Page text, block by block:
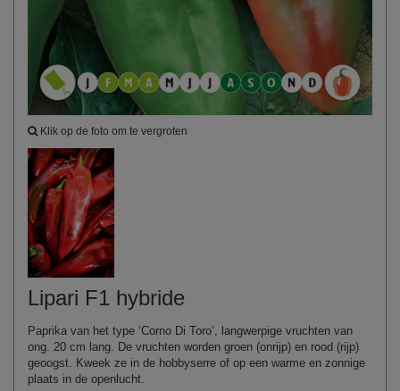
Klik op de foto om te vergroten
Lipari F1 hybride
Paprika van het type ‘Corno Di Toro’, langwerpige vruchten van
ong. 20 cm lang. De vruchten worden groen (onrijp) en rood (rijp)
geoogst. Kweek ze in de hobbyserre of op een warme en zonnige
plaats in de openlucht.